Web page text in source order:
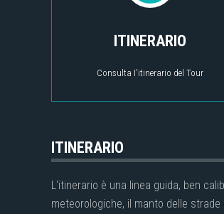
ITINERARIO
Consulta I'itinerario del Tour
ITINERARIO
L'itinerario è una linea guida, ben
meteorologiche, il manto delle